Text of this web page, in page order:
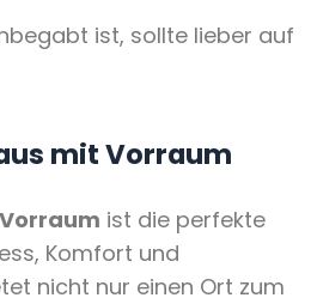
ist, sollte lieber auf
mit Vorraum
ist die perfekte
Komfort und
nicht nur einen Ort zum